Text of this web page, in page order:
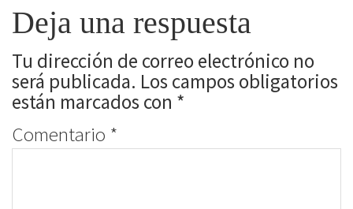
Deja una respuesta
Tu dirección de correo electrónico no
será publicada. Los campos obligatorios
están marcados con *
Comentario *